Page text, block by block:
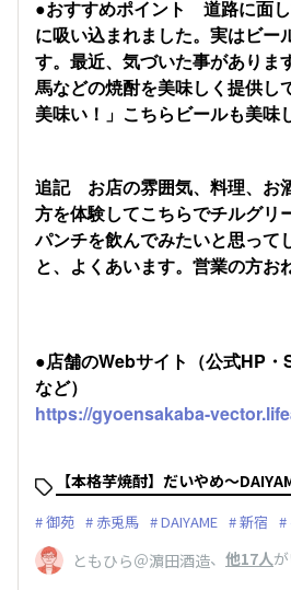
●おすすめポイント 道路に面
に吸い込まれました。実はビー
す。最近、気づいた事がありま
馬などの焼酎を美味しく提供し
美味い！」こちらビールも美味
追記 お店の雰囲気、料理、お
方を体験してこちらでチルグリ
パンチを飲んでみたいと思って
と、よくあいます。営業の方お
●店舗のWebサイト（公式HP・
など）
https://gyoensakaba-
【本格芋焼酎】だいやめ～
御苑 赤兎馬 DAIYAME 新宿
ともひら＠濵田酒造、 他17人